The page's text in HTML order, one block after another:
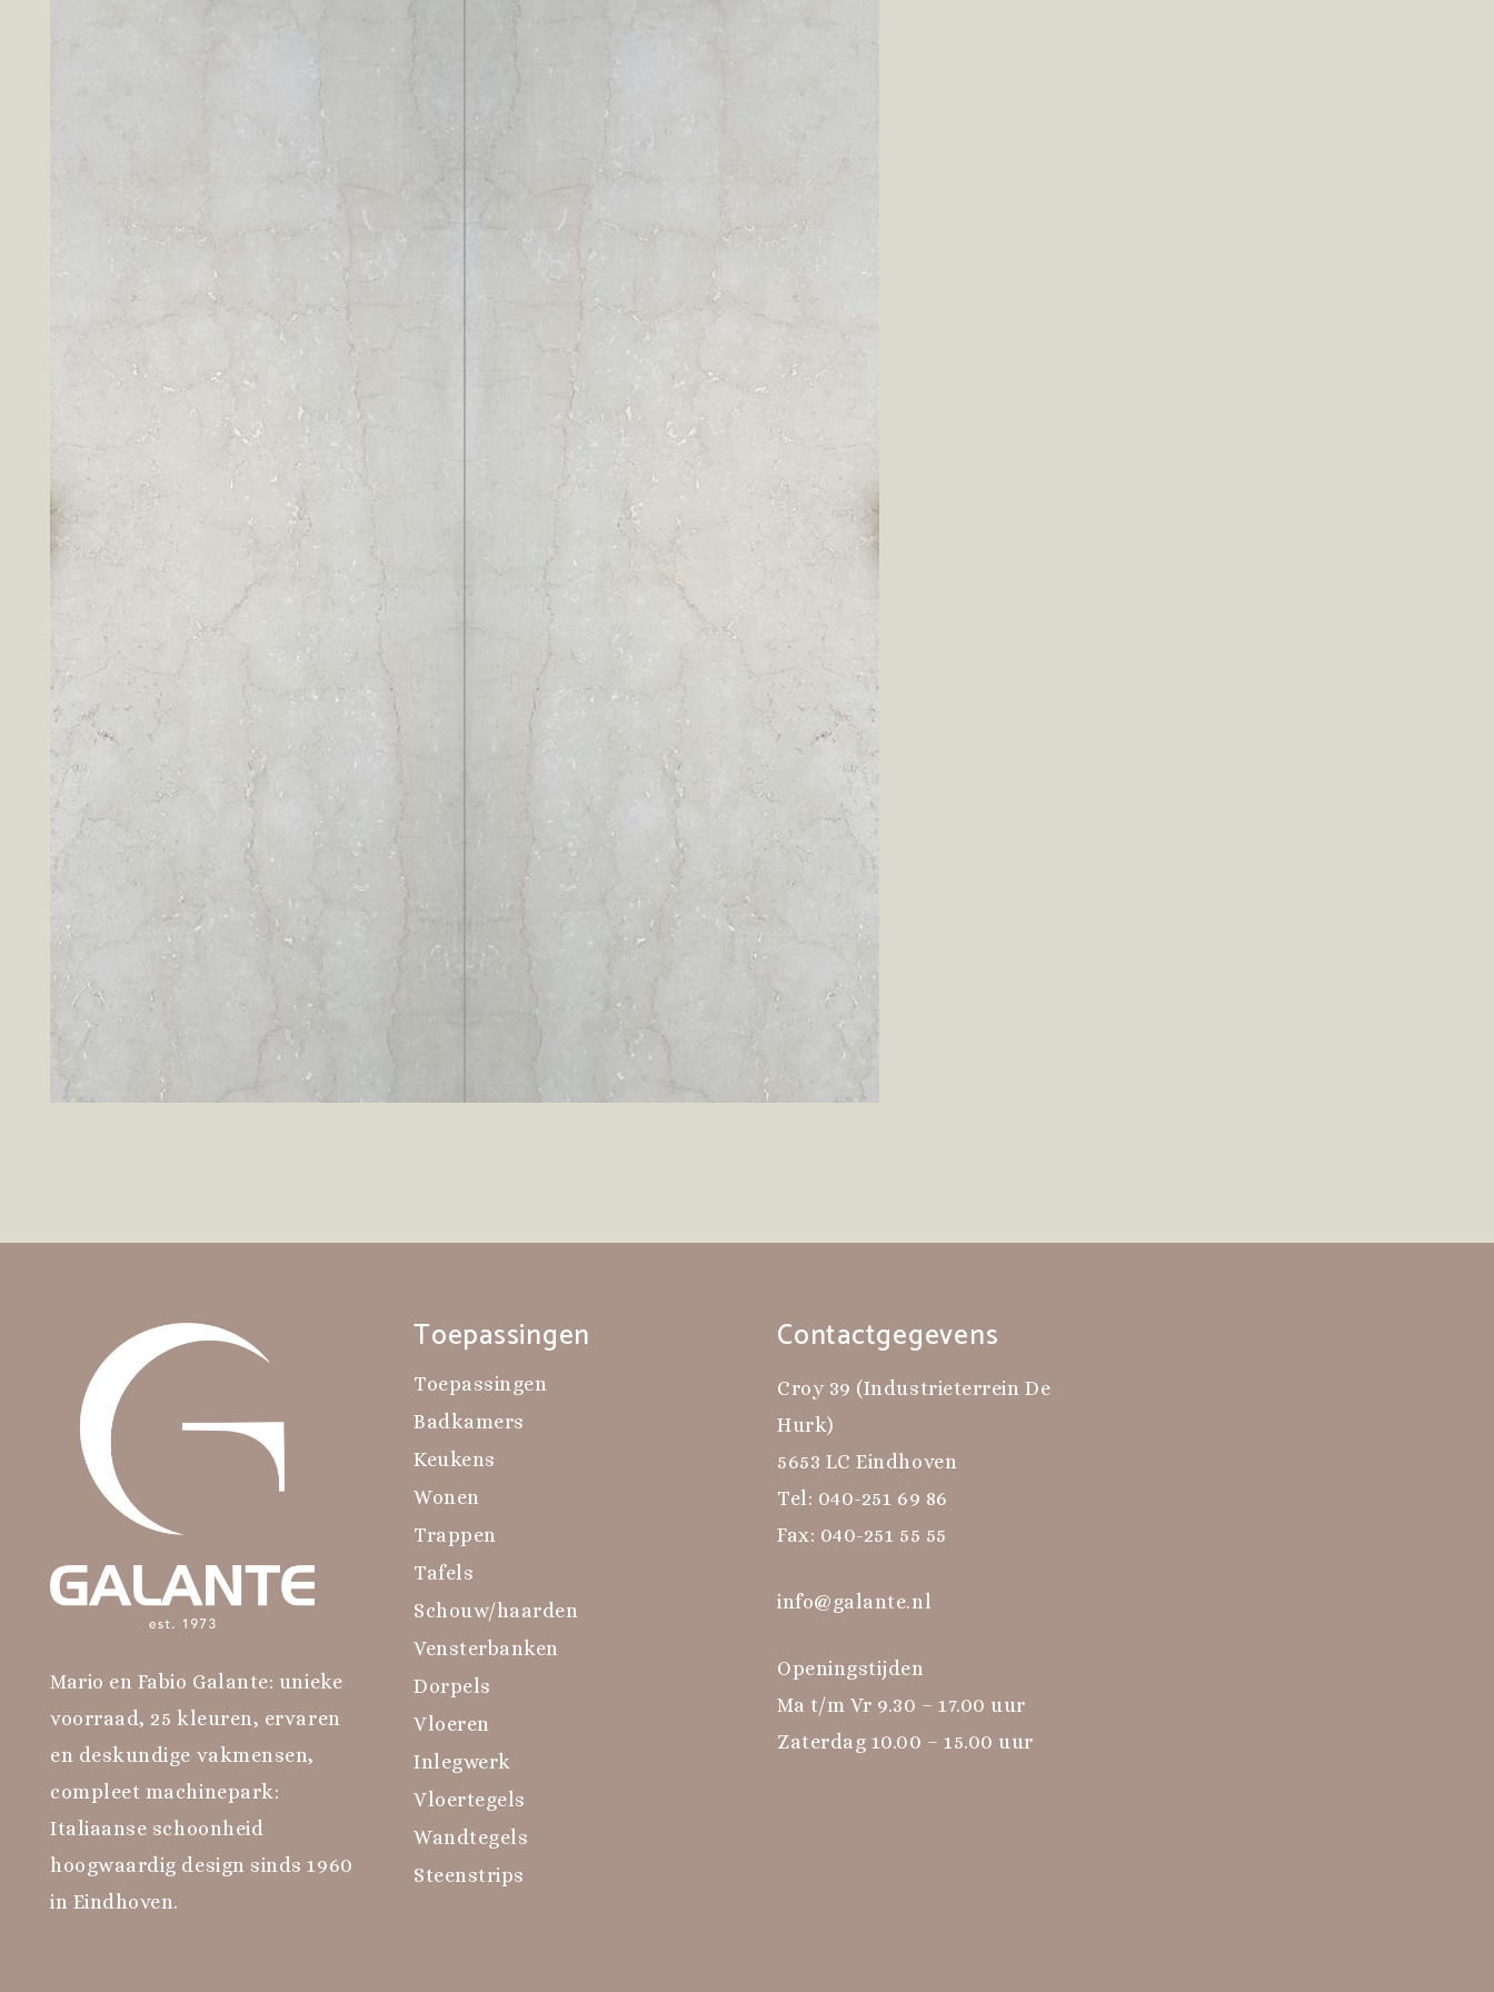
Mario en Fabio Galante: unieke
voorraad, 25 kleuren, ervaren
en deskundige vakmensen,
compleet machinepark:
Italiaanse schoonheid
hoogwaardig design sinds 1960
in Eindhoven.
Toepassingen
Toepassingen
Badkamers
Keukens
Wonen
Trappen
Tafels
Schouw/haarden
Vensterbanken
Dorpels
Vloeren
Inlegwerk
Vloertegels
Wandtegels
Steenstrips
Contactgegevens
Croy 39 (Industrieterrein De
Hurk)
5653 LC Eindhoven
Tel: 040-251 69 86
Fax: 040-251 55 55
info@galante.nl
Openingstijden
Ma t/m Vr 9.30 – 17.00 uur
Zaterdag 10.00 – 15.00 uur